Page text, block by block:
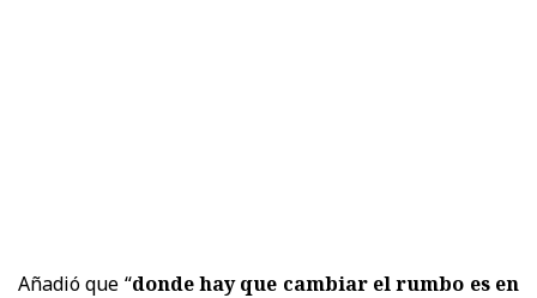
Añadió que “donde hay que cambiar el rumbo es en